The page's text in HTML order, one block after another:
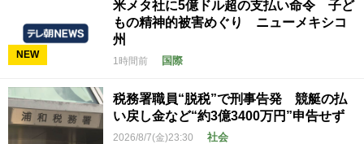
NEW
米メタ社に5億ドル超の支払い命令 子ど
もの精神的被害めぐり ニューメキシコ
州
1時間前 国際
税務署職員“脱税”で刑事告発 競艇の払
い戻し金など“約3億3400万円”申告せず
2026/8/7(金)23:30 社会